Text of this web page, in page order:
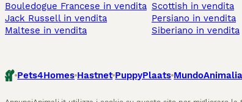
Bouledogue Francese in vendita
Jack Russell in vendita
Maltese in vendita
Scottish in vendita
Persiano in vendita
Siberiano in vendita
Pets4Homes Hastnet PuppyPlaats